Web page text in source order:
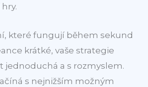
které fungují během sekund
krátké, vaše strategie
jednoduchá a s rozmyslem.
s nejnižším možným